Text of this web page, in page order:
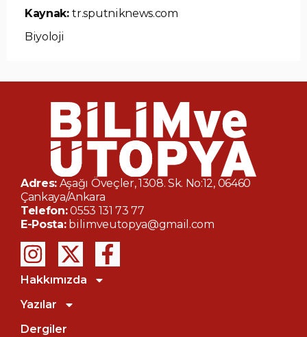
Kaynak:tr.sputniknews.com
Biyoloji
Adres: Aşağı Öveçler, 1308. Sk. No:12, 06460
Çankaya/Ankara
Telefon:0553 131 73 77
E-Posta: bilimveutopya@gmail.com
Hakkımızda
Yazılar
Dergiler